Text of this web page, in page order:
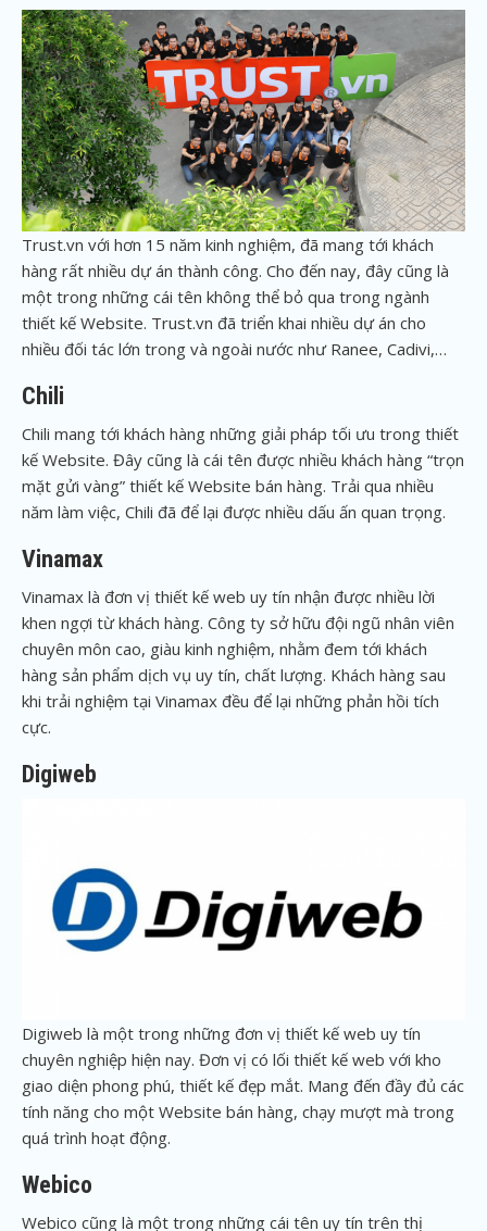
Trust.vn với hơn 15 năm kinh nghiệm, đã mang tới khách
hàng rất nhiều dự án thành công. Cho đến nay, đây cũng là
một trong những cái tên không thể bỏ qua trong ngành
thiết kế Website. Trust.vn đã triển khai nhiều dự án cho
nhiều đối tác lớn trong và ngoài nước như Ranee, Cadivi,…
Chili
Chili mang tới khách hàng những giải pháp tối ưu trong thiết
kế Website. Đây cũng là cái tên được nhiều khách hàng “trọn
mặt gửi vàng” thiết kế Website bán hàng. Trải qua nhiều
năm làm việc, Chili đã để lại được nhiều dấu ấn quan trọng.
Vinamax
Vinamax là đơn vị thiết kế web uy tín nhận được nhiều lời
khen ngợi từ khách hàng. Công ty sở hữu đội ngũ nhân viên
chuyên môn cao, giàu kinh nghiệm, nhằm đem tới khách
hàng sản phẩm dịch vụ uy tín, chất lượng. Khách hàng sau
khi trải nghiệm tại Vinamax đều để lại những phản hồi tích
cực.
Digiweb
Digiweb là một trong những đơn vị thiết kế web uy tín
chuyên nghiệp hiện nay. Đơn vị có lối thiết kế web với kho
giao diện phong phú, thiết kế đẹp mắt. Mang đến đầy đủ các
tính năng cho một Website bán hàng, chạy mượt mà trong
quá trình hoạt động.
Webico
Webico cũng là một trong những cái tên uy tín trên thị